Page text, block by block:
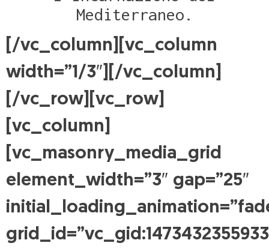
Mediterraneo.
[/vc_column][vc_column
width=”1/3″][/vc_column]
[/vc_row][vc_row]
[vc_column]
[vc_masonry_media_grid
element_width=”3″ gap=”25″